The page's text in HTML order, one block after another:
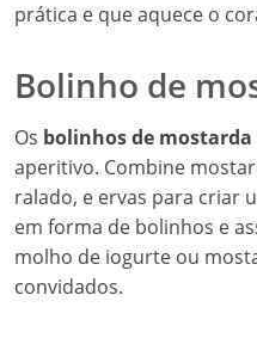
prática e que aquece o
Bolinho de
Os bolinhos de mostarda
aperitivo. Combine
ralado, e ervas para criar
em forma de bolinhos e
molho de iogurte ou
convidados.